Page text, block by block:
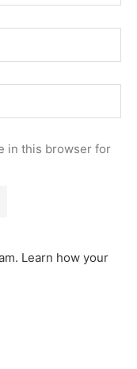
in this browser for
Learn how your